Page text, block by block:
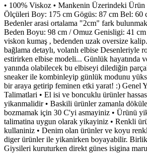
• 100% Viskoz • Mankenin Üzerindeki
Ölçüleri Boy: 175 cm Gögüs: 87 cm Bel: 60
Bedenler arasi ortalama "2cm" fark
Beden Boyu: 98 cm / Omuz Genisligi: 41
viskon kumaş , bedenden uzak oversize
bağlama detaylı, volanlı elbise Desenleriyle
estirirken elbise modeli... Günlük hayatında
yanında olabilecek bu elbiseyi dilediğin
sneaker ile kombinleyip günlük modunu
bir araya getirip feminen etki yarat! :) Genel
Talimatlari • El isi ve boncuklu ürünler
yikanmalidir • Baskili ürünler zamanla
bozmamak için 30 C'yi asmayiniz • Ürünü
talimatina uygun olarak yikayiniz • Renkli
kullaniniz • Denim olan ürünler ve koyu
diger ürünler ile yikanirken boyayabilir.
Giysileri kuruturken direkt günes isigina